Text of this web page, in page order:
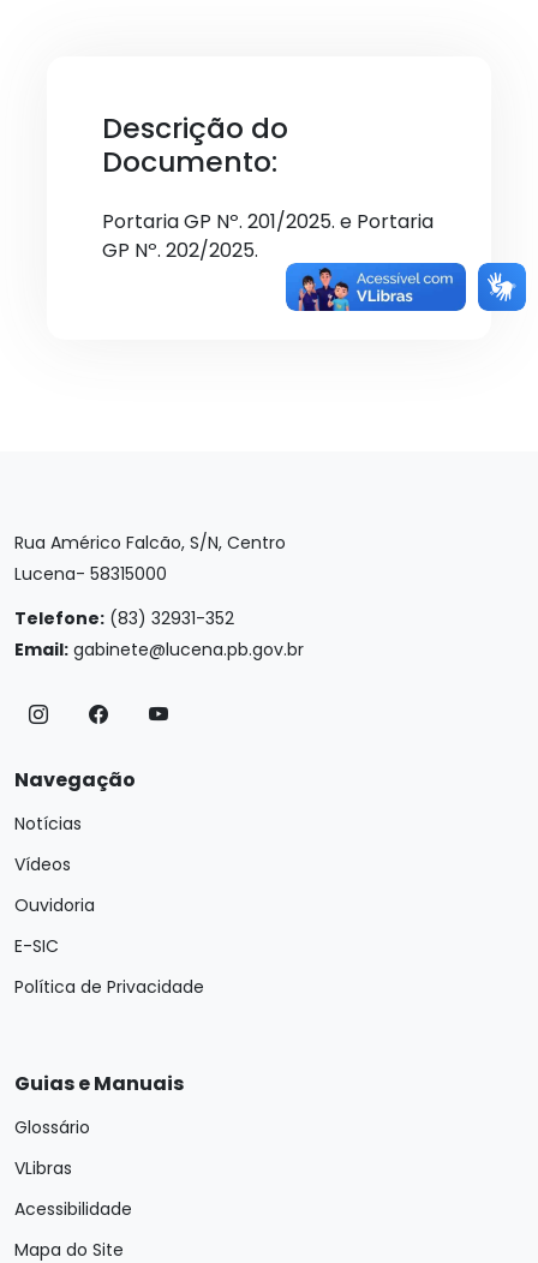
Descrição do
Documento:
Portaria GP Nº. 201/2025. e Portaria
GP Nº. 202/2025.
Rua Américo Falcão, S/N, Centro
Lucena- 58315000
Telefone: (83) 32931-352
Email: gabinete@lucena.pb.gov.br
Navegação
Notícias
Vídeos
Ouvidoria
E-SIC
Política de Privacidade
Guias e Manuais
Glossário
VLibras
Acessibilidade
Mapa do Site